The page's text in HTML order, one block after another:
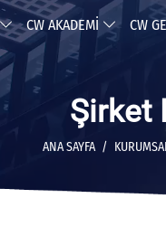
CW AKADEMİ CW
Şirket
ANA SAYFA